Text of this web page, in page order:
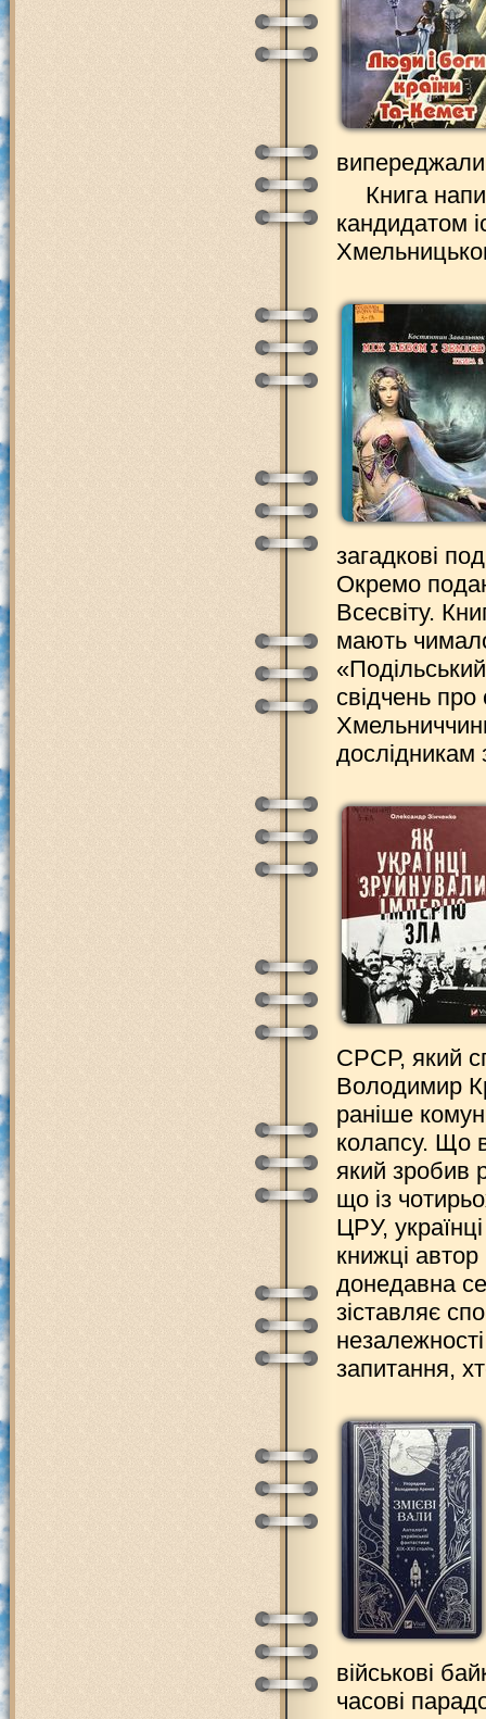
випереджали
Книга
кандидатом
загадкові
Окремо
Всесвіту.
мають
свідчень
дослідникам
СРСР, який
Володимир
раніше
колапсу. Що
який зробив
що із
ЦРУ,
книжці
донедавна
зіставляє
запитання,
військові
часові